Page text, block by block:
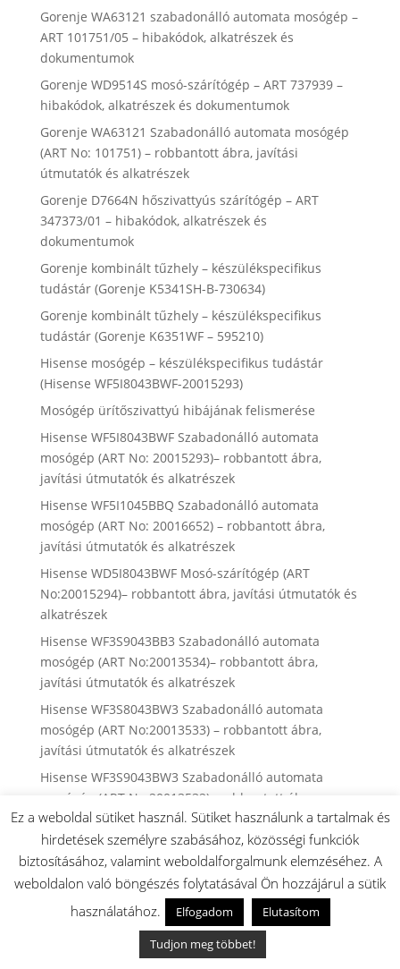
Gorenje WA63121 szabadonálló automata mosógép –
ART 101751/05 – hibakódok, alkatrészek és
dokumentumok
Gorenje WD9514S mosó-szárítógép – ART 737939 –
hibakódok, alkatrészek és dokumentumok
Gorenje WA63121 Szabadonálló automata mosógép
(ART No: 101751) – robbantott ábra, javítási
útmutatók és alkatrészek
Gorenje D7664N hőszivattyús szárítógép – ART
347373/01 – hibakódok, alkatrészek és
dokumentumok
Gorenje kombinált tűzhely – készülékspecifikus
tudástár (Gorenje K5341SH-B-730634)
Gorenje kombinált tűzhely – készülékspecifikus
tudástár (Gorenje K6351WF – 595210)
Hisense mosógép – készülékspecifikus tudástár
(Hisense WF5I8043BWF-20015293)
Mosógép ürítőszivattyú hibájának felismerése
Hisense WF5I8043BWF Szabadonálló automata
mosógép (ART No: 20015293)– robbantott ábra,
javítási útmutatók és alkatrészek
Hisense WF5I1045BBQ Szabadonálló automata
mosógép (ART No: 20016652) – robbantott ábra,
javítási útmutatók és alkatrészek
Hisense WD5I8043BWF Mosó-szárítógép (ART
No:20015294)– robbantott ábra, javítási útmutatók és
alkatrészek
Hisense WF3S9043BB3 Szabadonálló automata
mosógép (ART No:20013534)– robbantott ábra,
javítási útmutatók és alkatrészek
Hisense WF3S8043BW3 Szabadonálló automata
mosógép (ART No:20013533) – robbantott ábra,
javítási útmutatók és alkatrészek
Hisense WF3S9043BW3 Szabadonálló automata
mosógép (ART No:20013532)– robbantott ábra,
javítási útmutatók és alkatrészek
Gorenje WC48G4BG4 Borhűtő (ART No:20013868) –
robbantott ábra, javítási útmutatók és alkatrészek
Gorenje W3D2A854ADS Mosó-szárítógép (Art
No:20011068) – robbantott ábra, javítási útmutatók
Hisense WF5I1045BWQ Szabadonálló automata
Ez a weboldal sütiket használ. Sütiket használunk a tartalmak és
hirdetések személyre szabásához, közösségi funkciók
biztosításához, valamint weboldalforgalmunk elemzéséhez. A
weboldalon való böngészés folytatásával Ön hozzájárul a sütik
használatához.
Elfogadom
Elutasítom
Tudjon meg többet!